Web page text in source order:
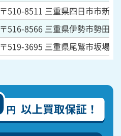
〒510-8511 三重県四日市市新
〒516-8566 三重県伊勢市勢田
〒519-3695 三重県尾鷲市坂場西